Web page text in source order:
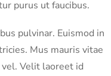
purus ut faucibus.
pulvinar. Euismod in
Mus mauris vitae
Velit laoreet id